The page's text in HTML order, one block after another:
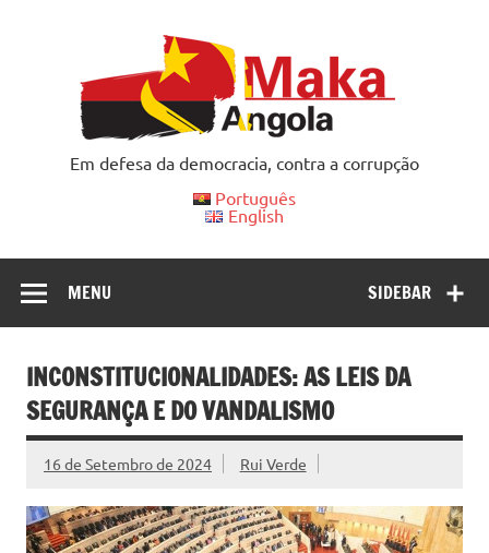
Em defesa da democracia, contra a corrupção
Português
English
SIDEBAR
MENU
INCONSTITUCIONALIDADES: AS LEIS DA
SEGURANÇA E DO VANDALISMO
16 de Setembro de 2024 Rui Verde